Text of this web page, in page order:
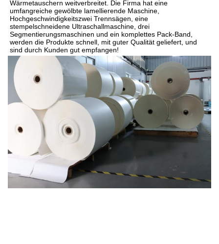
Wärmetauschern weitverbreitet. Die Firma hat eine
umfangreiche gewölbte lamellierende Maschine,
Hochgeschwindigkeitszwei Trennsägen, eine
stempelschneidene Ultraschallmaschine, drei
Segmentierungsmaschinen und ein komplettes Pack-Band,
werden die Produkte schnell, mit guter Qualität geliefert, und
sind durch Kunden gut empfangen!